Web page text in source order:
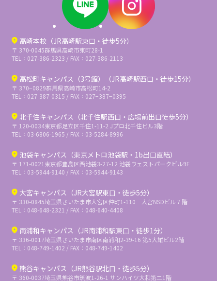
高崎本校（JR高崎駅東口・徒歩5分）
〒 370-0045群馬県高崎市東町28-1
TEL：027-386-2323 / FAX：027-386-2113
高松町キャンパス（3号館）（JR高崎駅西口・徒歩15分）
〒 370−0829群馬県高崎市高松町14-2
TEL：027-387-0315 / FAX：027−387−0395
北千住キャンパス（北千住駅西口・広場前出口徒歩5分）
〒 120-0034東京都足立区千住1-11-2 Jプロ北千住ビル3階
TEL：03-6806-1965 / FAX：03-5284-8996
池袋キャンパス（東京メトロ池袋駅・1b出口直結）
〒 171-0021 東京都豊島区西池袋3-27-12 池袋ウェストパークビル9F
TEL：03-5944-9140 / FAX：03-5944-9143
大宮キャンパス（JR大宮駅東口・徒歩5分）
〒 330-0845埼玉県さいたま市大宮区仲町1-110 大宮NSDビル７階
TEL：048-648-2321 / FAX：048-640-4408
南浦和キャンパス（JR南浦和駅東口・徒歩1分）
〒 336-0017埼玉県さいたま市南区南浦和2-39-16 第5大雄ビル2階
TEL：048-749-1402 / FAX：048-749-1402
熊谷キャンパス（JR熊谷駅北口・徒歩5分）
〒 360-0037埼玉県熊谷市筑波1-26-1 サンハイツ大和第二1階